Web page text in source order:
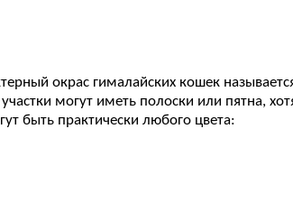
окрас гималайских кошек
могут иметь полоски или пятна,
быть практически любого цвета: